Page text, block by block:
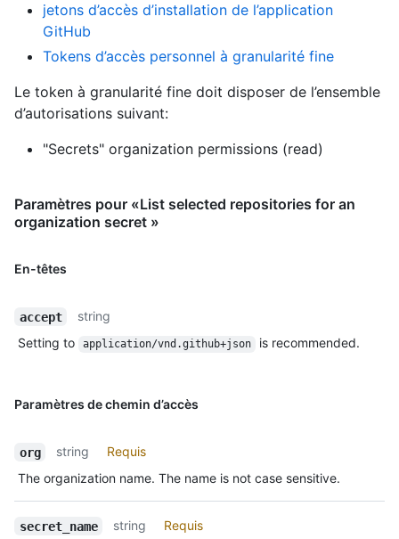
jetons d’accès d’installation de l’application
GitHub
Tokens d’accès personnel à granularité fine
Le token à granularité fine doit disposer de l’ensemble
d’autorisations suivant:
"Secrets" organization permissions (read)
Paramètres pour «List selected repositories for an
organization secret »
En-têtes
accept
string
Setting to
application/vnd.github+json is recommended.
Paramètres de chemin d’accès
org string
Requis
The organization name. The name is not case sensitive.
secret_name string
Requis